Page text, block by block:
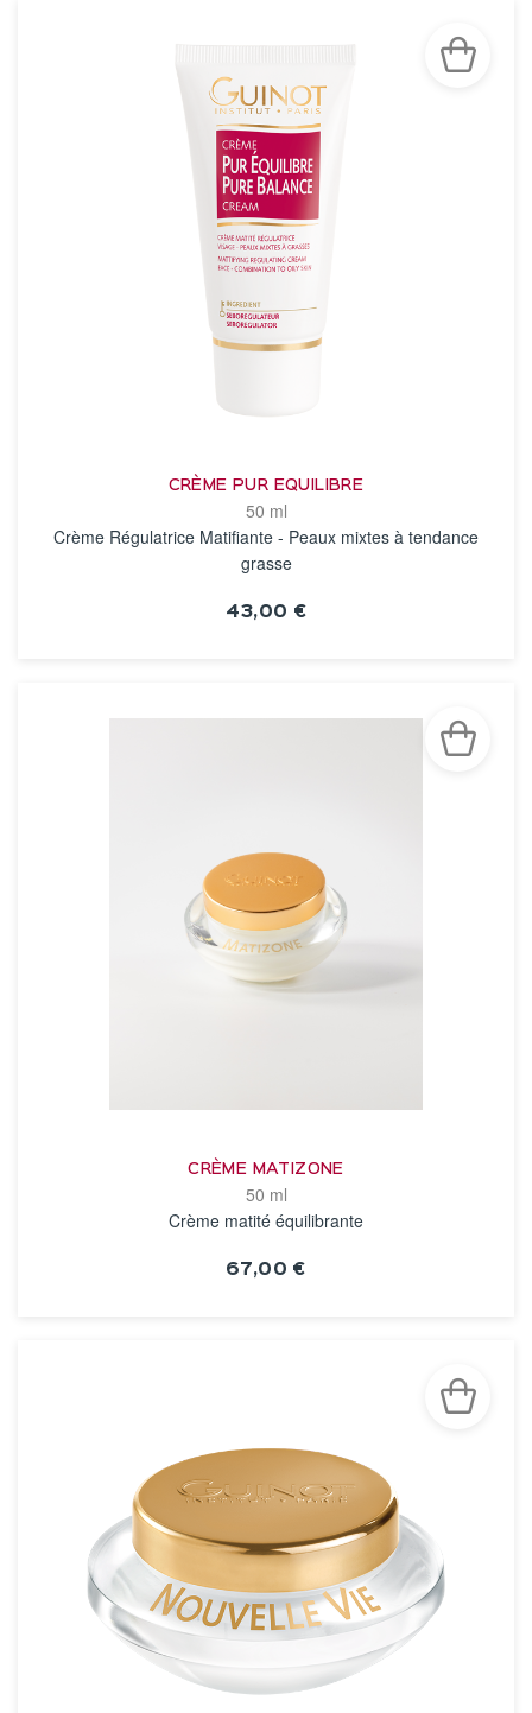
CRÈME PUR EQUILIBRE
50 ml
Crème Régulatrice Matifiante - Peaux mixtes à tendance
grasse
43,00 €
CRÈME MATIZONE
50 ml
Crème matité équilibrante
67,00 €